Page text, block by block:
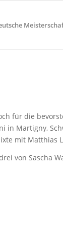
für die
in Martigny,
mit Matthias
von Sascha